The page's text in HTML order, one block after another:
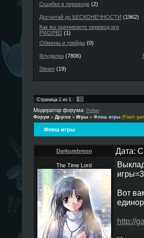
Ошибки в переводе(2)
Досчитай до БЕСКОНЕЧНОСТИ (1962)
Как вы оцениваете перевод игр
PW2/PB2(1)
Обмены и трейды (0)
Флудилка(7806)
Steam(19)
Страница 1из 1
1
Модератор форума: Робин
Форум » Другое » Игры » Флеш игры (Flash
Флеш игры
Darkumbreon Дата:
The Time Lord
игры=3
Вот
http://